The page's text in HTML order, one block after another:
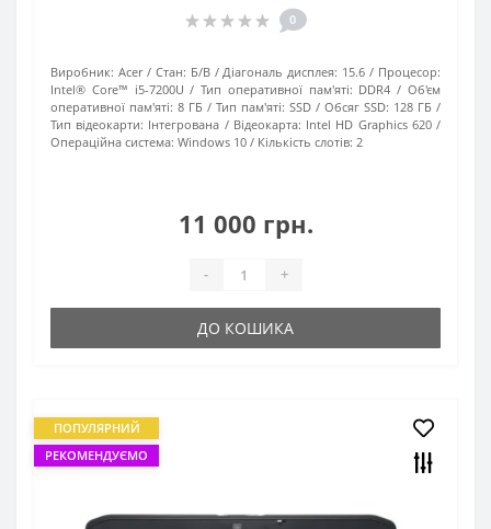
0
Виробник: Acer Стан: Б/В Діагональ дисплея: 15.6
Процесор:
Intel® Core™ i5-7200U
Тип оперативної пам'яті: DDR4
Об'єм
оперативної пам'яті: 8 ГБ Тип пам'яті: SSD Обсяг SSD: 128 ГБ
Тип відеокарти: Інтегрована Відеокарта: Intel HD Graphics 620
Операційна система: Windows 10 Кількість слотів: 2
11 000 грн.
- +
ДО КОШИКА
ПОПУЛЯРНИЙ
РЕКОМЕНДУЄМО